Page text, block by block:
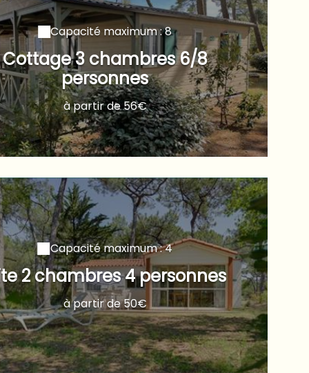
Capacité maximum : 8
Cottage 3 chambres 6/8
personnes
à partir de 56€
Capacité maximum : 4
2 chambres 4 personnes
à partir de 50€